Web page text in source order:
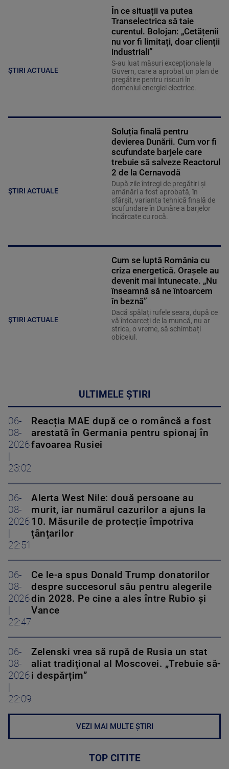
ȘTIRI ACTUALE
În ce situații va putea
Transelectrica să taie
curentul. Bolojan: „Cetățenii
nu vor fi limitați, doar clienții
industriali”
S-au luat măsuri excepționale la
Guvern, care a aprobat un plan de
pregătire pentru riscuri în
domeniul energiei electrice.
ȘTIRI ACTUALE
Soluția finală pentru
devierea Dunării. Cum vor fi
scufundate barjele care
trebuie să salveze Reactorul
2 de la Cernavodă
După zile întregi de pregătiri și
amânări a fost aprobată, în
sfârșit, varianta tehnică finală de
scufundare în Dunăre a barjelor
încărcate cu rocă.
ȘTIRI ACTUALE
Cum se luptă România cu
criza energetică. Orașele au
devenit mai întunecate. „Nu
înseamnă să ne întoarcem
în beznă”
Dacă spălați rufele seara, după ce
vă întoarceți de la muncă, nu ar
strica, o vreme, să schimbați
obiceiul.
ULTIMELE ȘTIRI
06-
08-
2026
23:02
Reacția MAE după ce o româncă a fost
arestată în Germania pentru spionaj în
favoarea Rusiei
06-
08-
2026
22:51
Alerta West Nile: două persoane au
murit, iar numărul cazurilor a ajuns la
10. Măsurile de protecție împotriva
țânțarilor
06-
08-
2026
22:47
Ce le-a spus Donald Trump donatorilor
despre succesorul său pentru alegerile
din 2028. Pe cine a ales între Rubio și
Vance
06-
08-
2026
22:09
Zelenski vrea să rupă de Rusia un stat
aliat tradițional al Moscovei. „Trebuie să-
i despărțim”
VEZI MAI MULTE ȘTIRI
TOP CITITE